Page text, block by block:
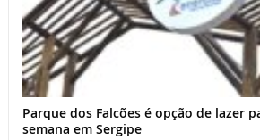
Parque dos Falcões é opção de lazer
semana em Sergipe